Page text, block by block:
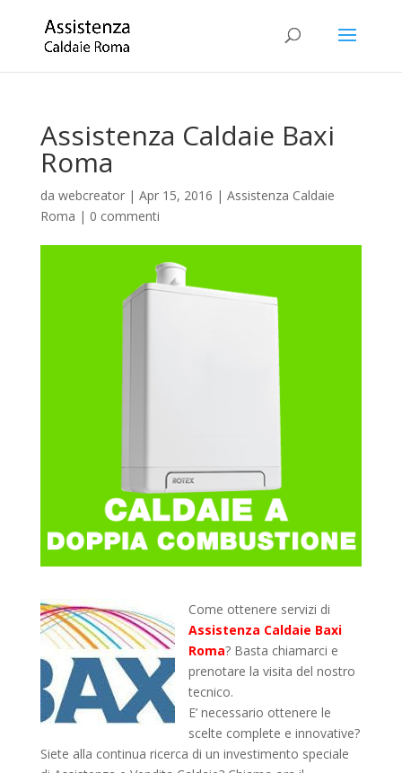
Assistenza Caldaie Baxi
Roma
da webcreator| Apr 15, 2016 | Assistenza Caldaie
Roma | 0 commenti
Come ottenere servizi di
Assistenza Caldaie Baxi
Roma? Basta chiamarci e
prenotare la visita del nostro
tecnico.
E’ necessario ottenere le
scelte complete e innovative?
Siete alla continua ricerca di un investimento speciale